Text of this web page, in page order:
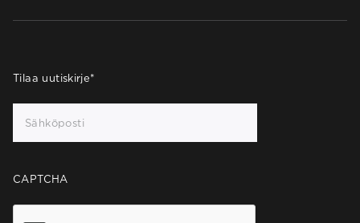
Tilaa uutiskirje*
CAPTCHA